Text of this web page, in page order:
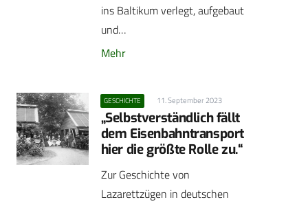
ins Baltikum verlegt, aufgebaut
und…
Mehr
GESCHICHTE 11. September 2023
„Selbstverständlich fällt
dem Eisenbahntransport
hier die größte Rolle zu.“
Zur Geschichte von
Lazarettzügen in deutschen